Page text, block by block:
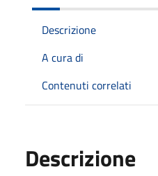
Descrizione
A cura di
Contenuti correlati
Descrizione